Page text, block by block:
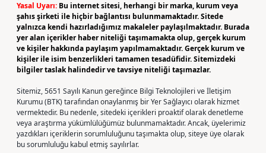
Yasal Uyarı: Bu internet sitesi, herhangi bir marka, kurum veya
şahıs şirketi ile hiçbir bağlantısı bulunmamaktadır. Sitede
yalnızca kendi hazırladığımız makaleler paylaşılmaktadır. Burada
yer alan içerikler haber niteliği taşımamakta olup, gerçek kurum
ve kişiler hakkında paylaşım yapılmamaktadır. Gerçek kurum ve
kişiler ile isim benzerlikleri tamamen tesadüfidir. Sitemizdeki
bilgiler taslak halindedir ve tavsiye niteliği taşımazlar.
Sitemiz, 5651 Sayılı Kanun gereğince Bilgi Teknolojileri ve İletişim
Kurumu (BTK) tarafından onaylanmış bir Yer Sağlayıcı olarak hizmet
vermektedir. Bu nedenle, sitedeki içerikleri proaktif olarak denetleme
veya araştırma yükümlülüğümüz bulunmamaktadır. Ancak, üyelerimiz
yazdıkları içeriklerin sorumluluğunu taşımakta olup, siteye üye olarak
bu sorumluluğu kabul etmiş sayılırlar.